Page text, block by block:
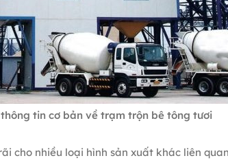
tin cơ bản về trạm trộn bê tông tươi
cho nhiều loại hình sản xuất khác liên